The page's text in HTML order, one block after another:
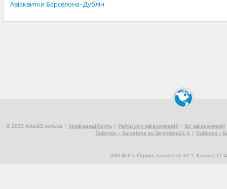
Авіаквитки Барселона–Дублін
© 2009 AviaGO.com.ua | Конфіденційність| Рейси усіх авіакомпаній| Всі авіакомпанії
Dublinas – Barselona su Skrendam24.lt | Dublinas –
ЗАО Baltic Clipper, Laisvės al. 61-1, Kaunas, LT-